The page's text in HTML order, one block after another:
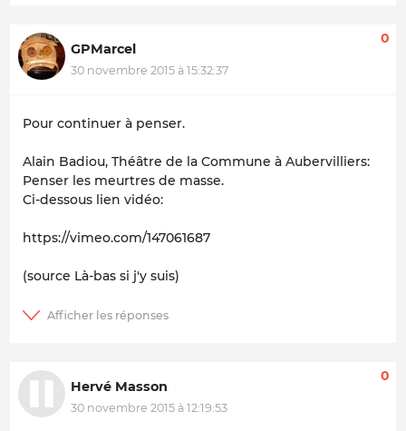
GPMarcel
30 novembre 2015 à 15:32:37
0
Pour continuer à penser.
Alain Badiou, Théâtre de la Commune à Aubervilliers:
Penser les meurtres de masse.
Ci-dessous lien vidéo:
https://vimeo.com/147061687
(source Là-bas si j'y suis)
Hervé Masson
30 novembre 2015 à 12:19:53
0